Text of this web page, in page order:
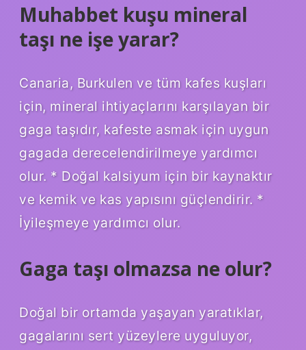
Muhabbet kuşu mineral
taşı ne işe yarar?
Canaria, Burkulen ve tüm kafes kuşları
için, mineral ihtiyaçlarını karşılayan bir
gaga taşıdır, kafeste asmak için uygun
gagada derecelendirilmeye yardımcı
olur. * Doğal kalsiyum için bir kaynaktır
ve kemik ve kas yapısını güçlendirir. *
İyileşmeye yardımcı olur.
Gaga taşı olmazsa ne olur?
Doğal bir ortamda yaşayan yaratıklar,
gagalarını sert yüzeylere uyguluyor,